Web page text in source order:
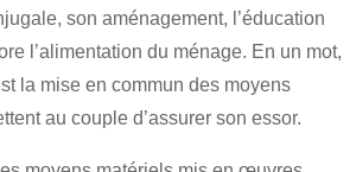
son aménagement, l’éducation
l’alimentation du ménage. En un mot,
la mise en commun des moyens
au couple d’assurer son essor.